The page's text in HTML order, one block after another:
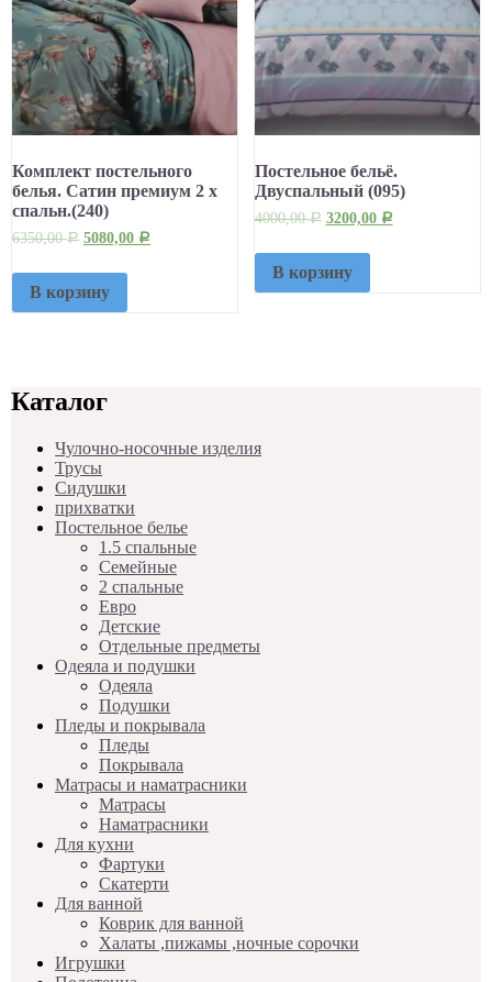
Комплект постельного
белья. Сатин премиум 2 х
спальн.(240)
6350,00Р 5080,00 Р
В корзину
Постельное бельё.
Двуспальный (095)
4000,00Р 3200,00 Р
В корзину
Каталог
Чулочно-носочные изделия
Трусы
Сидушки
прихватки
Постельное белье
1.5 спальные
Семейные
2 спальные
Евро
Детские
Отдельные предметы
Одеяла и подушки
Одеяла
Подушки
Пледы и покрывала
Пледы
Покрывала
Матрасы и наматрасники
Матрасы
Наматрасники
Для кухни
Фартуки
Скатерти
Для ванной
Коврик для ванной
Халаты ,пижамы ,ночные сорочки
Игрушки